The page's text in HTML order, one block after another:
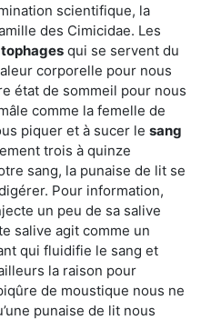
scientifique, la
des Cimicidae. Les
qui se servent du
corporelle pour nous
état de sommeil pour nous
comme la femelle de
piquer et à sucer le sang
trois à quinze
sang, la punaise de lit se
Pour information,
un peu de sa salive
salive agit comme un
qui fluidifie le sang et
la raison pour
de moustique nous ne
punaise de lit nous